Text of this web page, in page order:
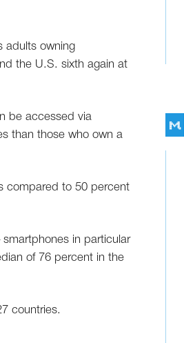
adults owning
the U.S. sixth again at
be accessed via
than those who own a
compared to 50 percent
smartphones in particular
of 76 percent in the
countries.